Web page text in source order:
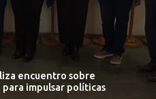
encuentro sobre
impulsar políticas